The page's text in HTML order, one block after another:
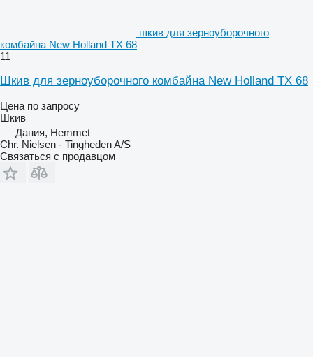
шкив для зерноуборочного
комбайна New Holland TX 68
11
Шкив для зерноуборочного комбайна New Holland TX 68
Цена по запросу
Шкив
Дания, Hemmet
Chr. Nielsen - Tingheden A/S
Связаться с продавцом